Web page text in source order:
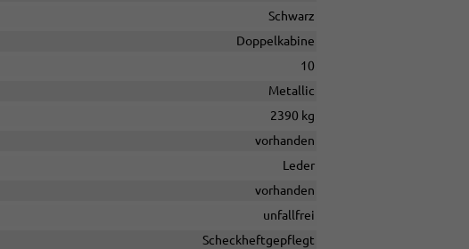
Schwarz
Doppelkabine
10
Metallic
2390 kg
vorhanden
Leder
vorhanden
unfallfrei
Scheckheftgepflegt